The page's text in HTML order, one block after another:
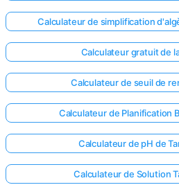
Calculateur de simplification
Calculateur gratuit de
Calculateur de seuil de
Calculateur de Planification
Calculateur de pH de
Calculateur de Solution